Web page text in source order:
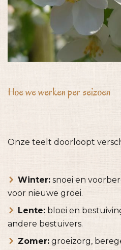
Hoe we werken per seizoen
Onze teelt doorloopt
Winter:snoei en
voor nieuwe groei.
Lente:bloei en
andere bestuivers.
Zomer:groeizorg,